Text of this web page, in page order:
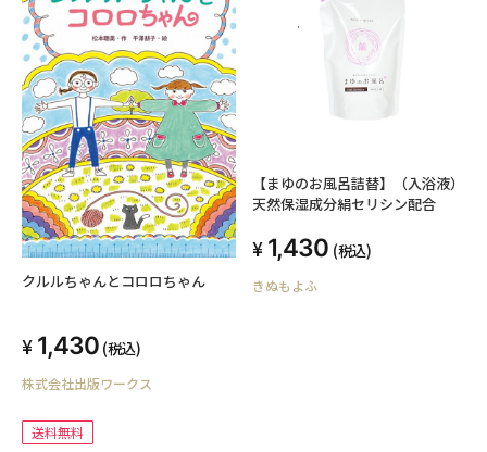
クルルちゃんとコロロちゃん
1,430 (税込)
株式会社出版ワークス
送料無料
【まゆのお風呂詰替】（入浴液）
天然保湿成分絹セリシン配合
1,430 (税込)
きぬもよふ